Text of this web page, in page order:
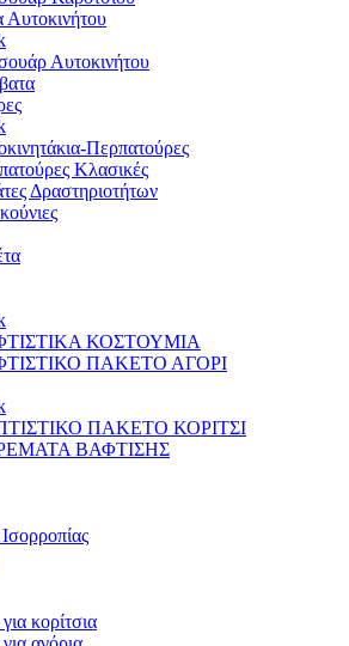
Αυτοκινήτου
Αυτοκινήτου
Περπατούρες
Κλασικές
Δραστηριοτήτων
ΚΟΣΤΟΥΜΙΑ
ΠΑΚΕΤΟ ΑΓΟΡΙ
ΠΑΚΕΤΟ ΚΟΡΙΤΣΙ
ΒΑΦΤΙΣΗΣ
κορίτσια